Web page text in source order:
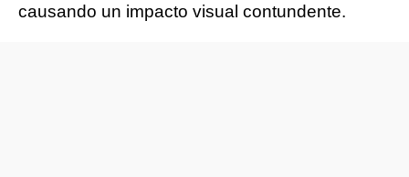
causando un impacto visual contundente.